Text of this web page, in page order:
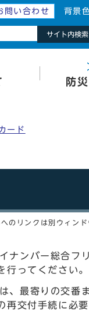
問い合わせ 背景
サイト内検索
防
ード
のリンクは別ウィンド
ナンバー総合フ
行ってください。
、最寄りの交番
再交付手続に必